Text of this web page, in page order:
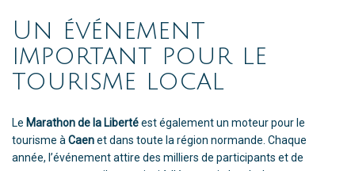
Un événement
important pour le
tourisme local
Le Marathon de la Libertéest également un moteur pour le
tourisme à Caenet dans toute la région normande. Chaque
année, l’événement attire des milliers de participants et de